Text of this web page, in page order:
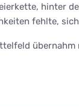
hinter
fehlte,